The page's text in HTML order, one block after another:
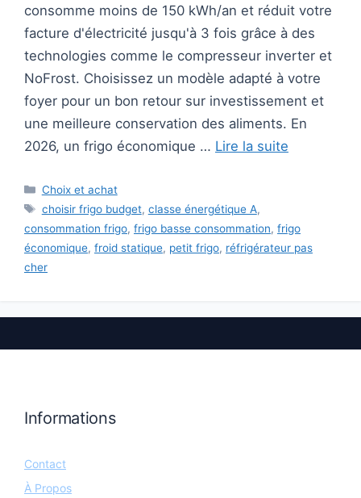
consomme moins de 150 kWh/an et réduit votre
facture d'électricité jusqu'à 3 fois grâce à des
technologies comme le compresseur inverter et
NoFrost. Choisissez un modèle adapté à votre
foyer pour un bon retour sur investissement et
une meilleure conservation des aliments. En
2026, un frigo économique … Lire la suite
Catégories
Choix et achat
Étiquettes
choisir frigo budget, classe énergétique A,
consommation frigo, frigo basse consommation, frigo
économique, froid statique, petit frigo, réfrigérateur pas
cher
Informations
Contact
À Propos